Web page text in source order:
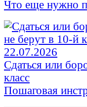
Что еще нужно
22.07.2026
Сдаться или
класс
Пошаговая